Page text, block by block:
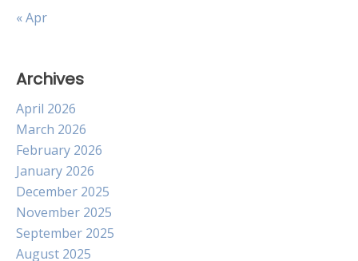
« Apr
Archives
April 2026
March 2026
February 2026
January 2026
December 2025
November 2025
September 2025
August 2025